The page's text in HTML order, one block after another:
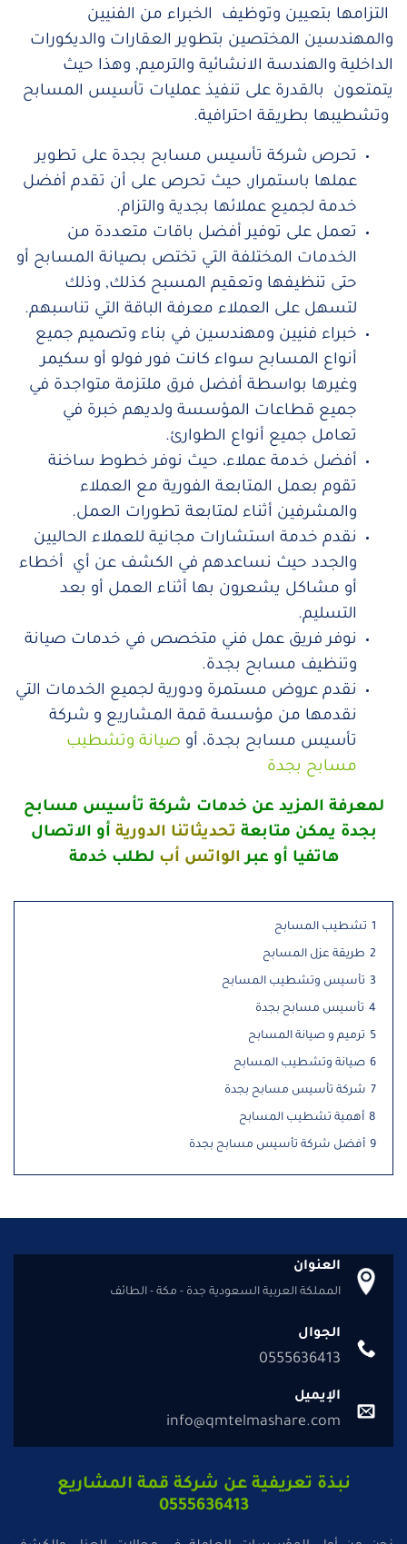
التزامها بتعيين وتوظيف الخبراء من الفنيين
والمهندسين المختصين بتطوير العقارات والديكورات
الداخلية والهندسة الانشائية والترميم, وهذا حيث
يتمتعون بالقدرة على تنفيذ عمليات تأسيس المسابح
وتشطيبها بطريقة احترافية.
تحرص شركة تأسيس مسابح بجدة على تطوير
عملها باستمرار, حيث تحرص على أن تقدم أفضل
خدمة لجميع عملائها بجدية والتزام.
تعمل على توفير أفضل باقات متعددة من
الخدمات المختلفة التي تختص بصيانة المسابح أو
حتى تنظيفها وتعقيم المسبح كذلك, وذلك
لتسهل على العملاء معرفة الباقة التي تناسبهم.
خبراء فنيين ومهندسين في بناء وتصميم جميع
أنواع المسابح سواء كانت فور فولو أو سكيمر
وغيرها بواسطة أفضل فرق ملتزمة متواجدة في
جميع قطاعات المؤسسة ولديهم خبرة في
تعامل جميع أنواع الطوارئ.
أفضل خدمة عملاء، حيث نوفر خطوط ساخنة
تقوم بعمل المتابعة الفورية مع العملاء
والمشرفين أثناء لمتابعة تطورات العمل.
نقدم خدمة استشارات مجانية للعملاء الحاليين
والجدد حيث نساعدهم في الكشف عن أي أخطاء
أو مشاكل يشعرون بها أثناء العمل أو بعد
التسليم.
نوفر فريق عمل فني متخصص في خدمات صيانة
وتنظيف مسابح بجدة.
نقدم عروض مستمرة ودورية لجميع الخدمات التي
نقدمها من مؤسسة قمة المشاريع و شركة
تأسيس مسابح بجدة، أو صيانة وتشطيب
مسابح بجدة
لمعرفة المزيد عن خدمات شركة تأسيس مسابح
بجدة يمكن متابعة تحديثاتنا الدورية أو الاتصال
هاتفيا أو عبر الواتس أب لطلب خدمة
1 تشطيب المسابح
2 طريقة عزل المسابح
3 تأسيس وتشطيب المسابح
4 تأسيس مسابح بجدة
5 ترميم و صيانة المسابح
6 صيانة وتشطيب المسابح
7 شركة تأسيس مسابح بجدة
8 أهمية تشطيب المسابح
9 أفضل شركة تأسيس مسابح بجدة
العنوان
المملكة العربية السعودية جدة - مكة - الطائف
الجوال
0555636413
الإيميل
info@qmtelmashare.com
نبذة تعريفية عن شركة قمة المشاريع
0555636413